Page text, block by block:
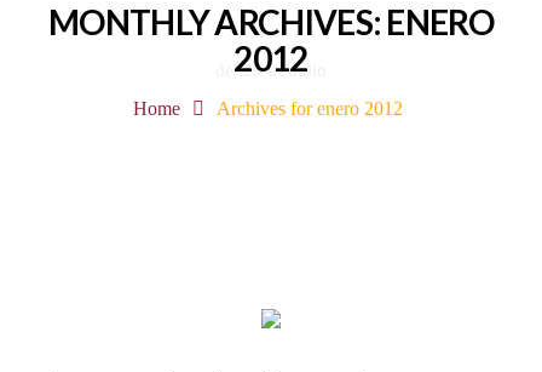
MONTHLY ARCHIVES: ENERO
2012
Home Archives for enero 2012